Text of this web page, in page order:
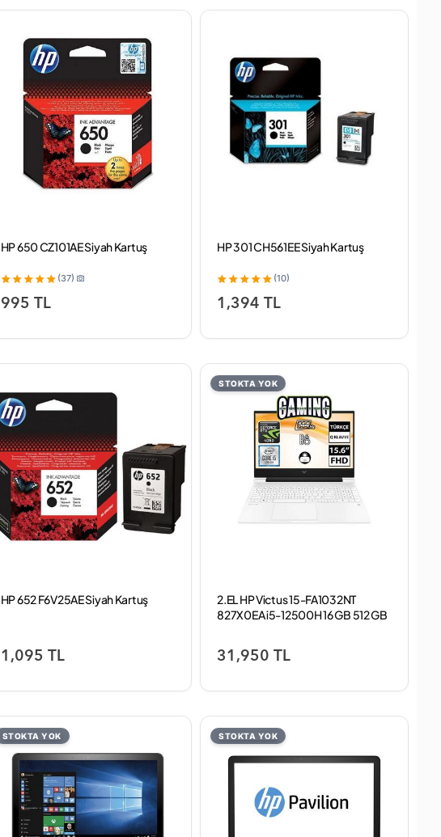
HP 650 CZ101AE Siyah Kartuş
(37)
995 TL
HP 301 CH561EE Siyah Kartuş
(10)
1,394 TL
HP 652 F6V25AE Siyah Kartuş
1,095 TL
STOKTA YOK
2.EL HP Victus 15-FA1032NT
827X0EA i5-12500H 16 GB 512 GB
31,950 TL
STOKTA YOK STOKTA YOK